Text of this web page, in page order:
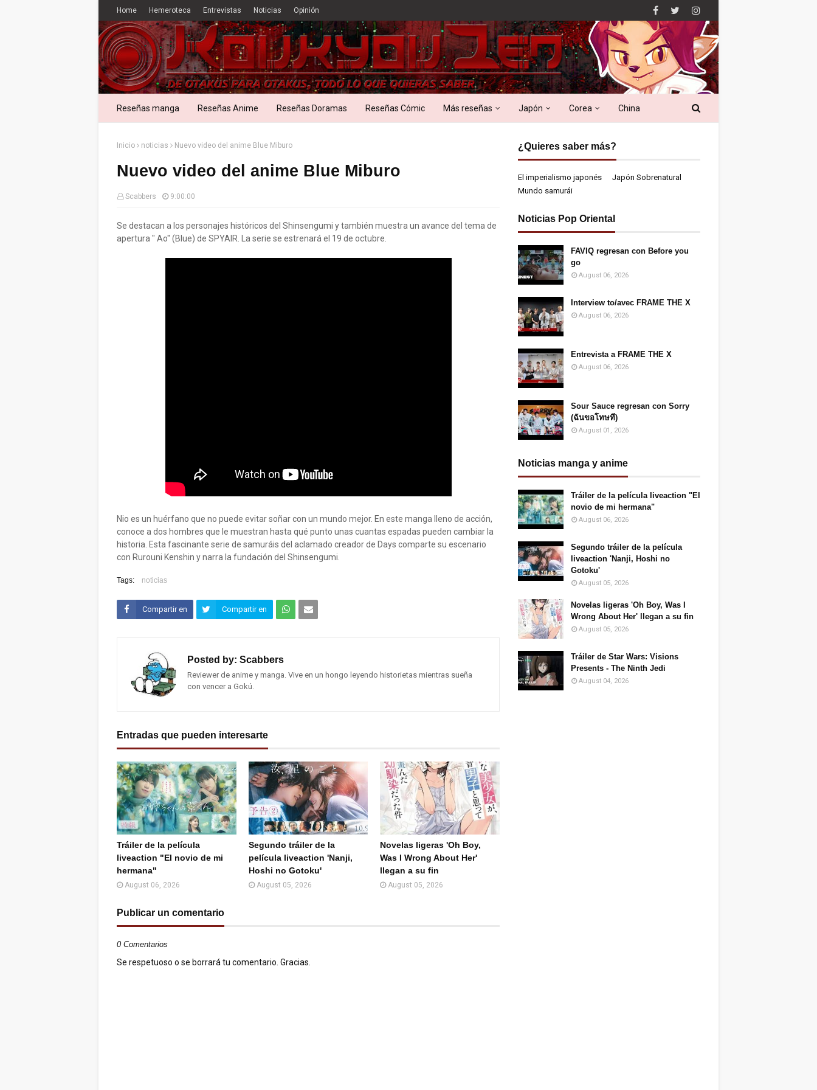
Home Hemeroteca Entrevistas Noticias Opinión
Reseñas manga Reseñas Anime Reseñas Doramas Reseñas Cómic Más reseñas Japón Corea China
Inicio noticias Nuevo video del anime Blue Miburo
Nuevo video del anime Blue Miburo
Scabbers 9:00:00
Se destacan a los personajes históricos del Shinsengumi y también muestra un avance del tema de
apertura " Ao" (Blue) de SPYAIR. La serie se estrenará el 19 de octubre.
Nio es un huérfano que no puede evitar soñar con un mundo mejor. En este manga lleno de acción,
conoce a dos hombres que le muestran hasta qué punto unas cuantas espadas pueden cambiar la
historia. Esta fascinante serie de samuráis del aclamado creador de Days comparte su escenario
con Rurouni Kenshin y narra la fundación del Shinsengumi.
Tags: noticias
Compartir en Compartir en
Posted by: Scabbers
Reviewer de anime y manga. Vive en un hongo leyendo historietas mientras sueña
con vencer a Gokú.
Entradas que pueden interesarte
Tráiler de la película
liveaction "El novio de mi
hermana"
August 06, 2026
Segundo tráiler de la
película liveaction 'Nanji,
Hoshi no Gotoku'
August 05, 2026
Novelas ligeras 'Oh Boy,
Was I Wrong About Her'
llegan a su fin
August 05, 2026
Publicar un comentario
0 Comentarios
Se respetuoso o se borrará tu comentario. Gracias.
¿Quieres saber más?
El imperialismo japonés
Japón Sobrenatural
Mundo samurái
Noticias Pop Oriental
FAVIQ regresan con Before you
go
August 06, 2026
Interview to/avec FRAME THE X
August 06, 2026
Entrevista a FRAME THE X
August 06, 2026
Sour Sauce regresan con Sorry
(ฉันขอโทษที)
August 01, 2026
Noticias manga y anime
Tráiler de la película liveaction "El
novio de mi hermana"
August 06, 2026
Segundo tráiler de la película
liveaction 'Nanji, Hoshi no
Gotoku'
August 05, 2026
Novelas ligeras 'Oh Boy, Was I
Wrong About Her' llegan a su fin
August 05, 2026
Tráiler de Star Wars: Visions
Presents - The Ninth Jedi
August 04, 2026